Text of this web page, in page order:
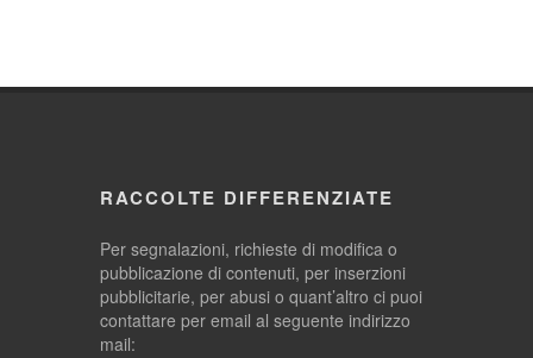
RACCOLTE DIFFERENZIATE
Per segnalazioni, richieste di modifica o
pubblicazione di contenuti, per inserzioni
pubblicitarie, per abusi o quant’altro ci puoi
contattare per email al seguente indirizzo
mail: